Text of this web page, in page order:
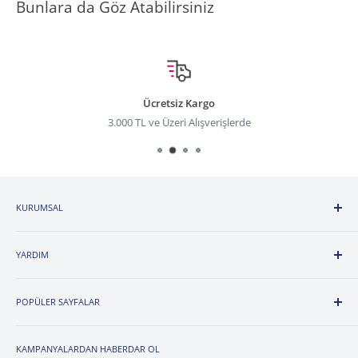
Bunlara da Göz Atabilirsiniz
Ücretsiz Kargo
3.000 TL ve Üzeri Alışverişlerde
KURUMSAL
İnsan Kaynakları
Franchise Başvuru Formu
Site Haritası
YARDIM
İade ve Değişim Formu
Kadın Beden Tablosu
POPÜLER SAYFALAR
Calvin Klein Men
KAMPANYALARDAN HABERDAR OL